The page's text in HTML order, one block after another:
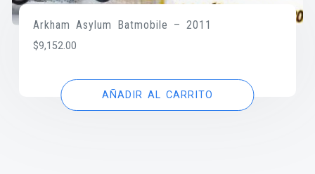
Arkham Asylum Batmobile – 2011
$9,152.00
AÑADIR AL CARRITO